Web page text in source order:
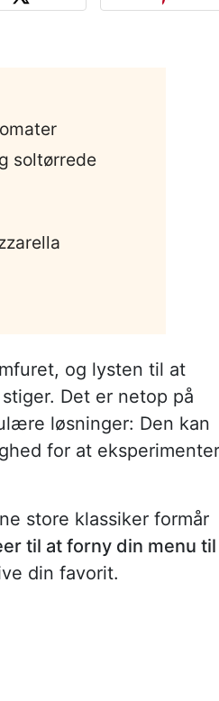
soltørrede
og lysten til at
Det er netop på
løsninger: Den kan
for at
store klassiker formår
til at forny din menu til
din favorit.